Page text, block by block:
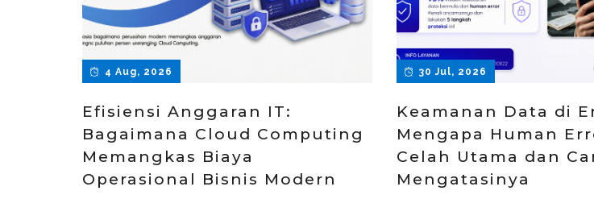
4 Aug, 2026
Efisiensi Anggaran IT:
Bagaimana Cloud Computing
Memangkas Biaya
Operasional Bisnis Modern
30 Jul, 2026
Keamanan Data di
Mengapa Human
Celah Utama dan
Mengatasinya